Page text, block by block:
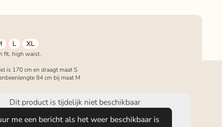
L XL
fit, high waist.
is 170 cm en draagt maat S
84 cm bij maat M
Dit product is tijdelijk niet beschikbaar
me een bericht als het weer beschikbaar is